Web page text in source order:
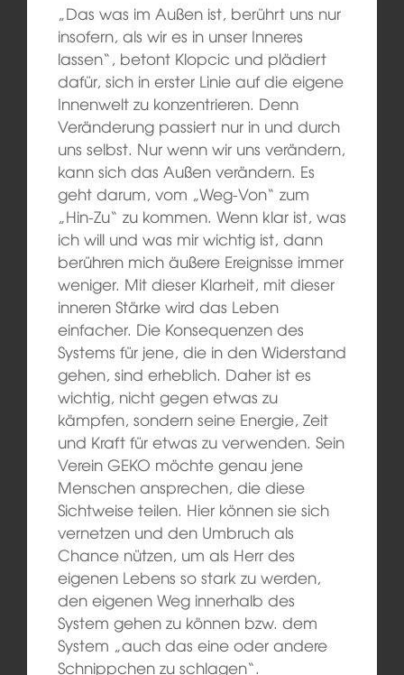
„Das was im Außen ist, berührt uns nur
insofern, als wir es in unser Inneres
lassen“, betont Klopcic und plädiert
dafür, sich in erster Linie auf die eigene
Innenwelt zu konzentrieren. Denn
Veränderung passiert nur in und durch
uns selbst. Nur wenn wir uns verändern,
kann sich das Außen verändern. Es
geht darum, vom „Weg-Von“ zum
„Hin-Zu“ zu kommen. Wenn klar ist, was
ich will und was mir wichtig ist, dann
berühren mich äußere Ereignisse immer
weniger. Mit dieser Klarheit, mit dieser
inneren Stärke wird das Leben
einfacher. Die Konsequenzen des
Systems für jene, die in den Widerstand
gehen, sind erheblich. Daher ist es
wichtig, nicht gegen etwas zu
kämpfen, sondern seine Energie, Zeit
und Kraft für etwas zu verwenden. Sein
Verein GEKO möchte genau jene
Menschen ansprechen, die diese
Sichtweise teilen. Hier können sie sich
vernetzen und den Umbruch als
Chance nützen, um als Herr des
eigenen Lebens so stark zu werden,
den eigenen Weg innerhalb des
System gehen zu können bzw. dem
System „auch das eine oder andere
Schnippchen zu schlagen“.